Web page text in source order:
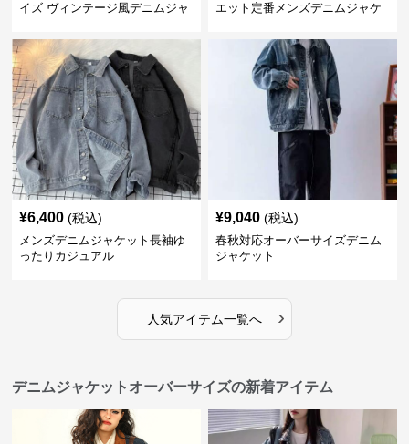
イズ ヴィンテージ風デニムジャ
エット定番メンズデニムジャケ
¥6,400 (税込)
メンズデニムジャケット長袖ゆ
ったりカジュアル
¥9,040 (税込)
春秋対応オーバーサイズデニム
ジャケット
人気アイテム一覧へ ›
デニムジャケットオーバーサイズの新着アイテム